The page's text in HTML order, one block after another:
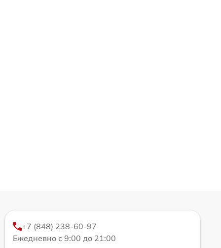
+7 (848) 238-60-97
Ежедневно с 9:00 до 21:00